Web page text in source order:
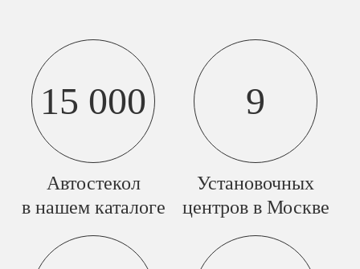
15 000
Автостекол
в нашем каталоге
9
Установочных
центров в Москве